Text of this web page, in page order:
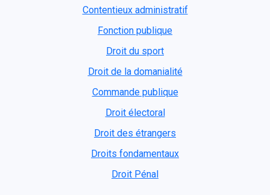
Contentieux administratif
Fonction publique
Droit du sport
Droit de la domanialité
Commande publique
Droit électoral
Droit des étrangers
Droits fondamentaux
Droit Pénal